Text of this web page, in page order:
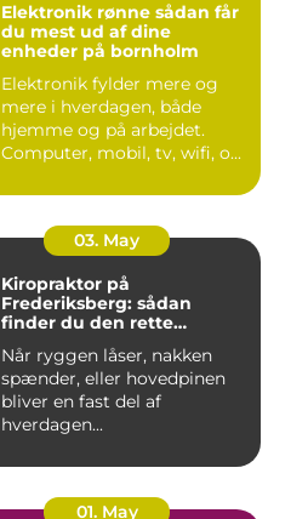
Elektronik rønne sådan får
du mest ud af dine
enheder på bornholm
Elektronik fylder mere og
mere i hverdagen, både
hjemme og på arbejdet.
Computer, mobil, tv, wifi, o...
03. May
Kiropraktor på
Frederiksberg: sådan
finder du den rette
Når ryggen låser, nakken
spænder, eller hovedpinen
bliver en fast del af
hverdagen...
01. May